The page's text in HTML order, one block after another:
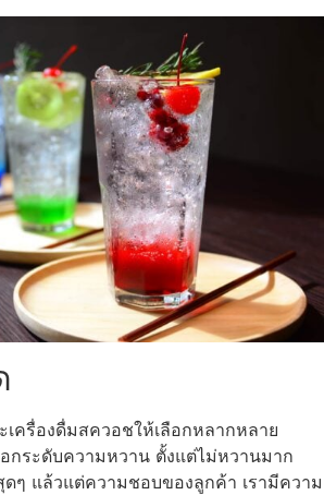
เครื่องดื่มสควอชให้เลือกหลากหลาย
อกระดับความหวาน ตั้งแต่ไม่หวานมาก
ๆ แล้วแต่ความชอบของลูกค้า เรามีความ